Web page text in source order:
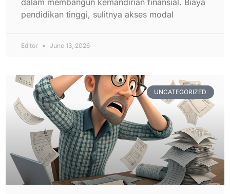
pendidikan tinggi, sulitnya akses modal
Editor June 13, 2026
UNCATEGORIZED